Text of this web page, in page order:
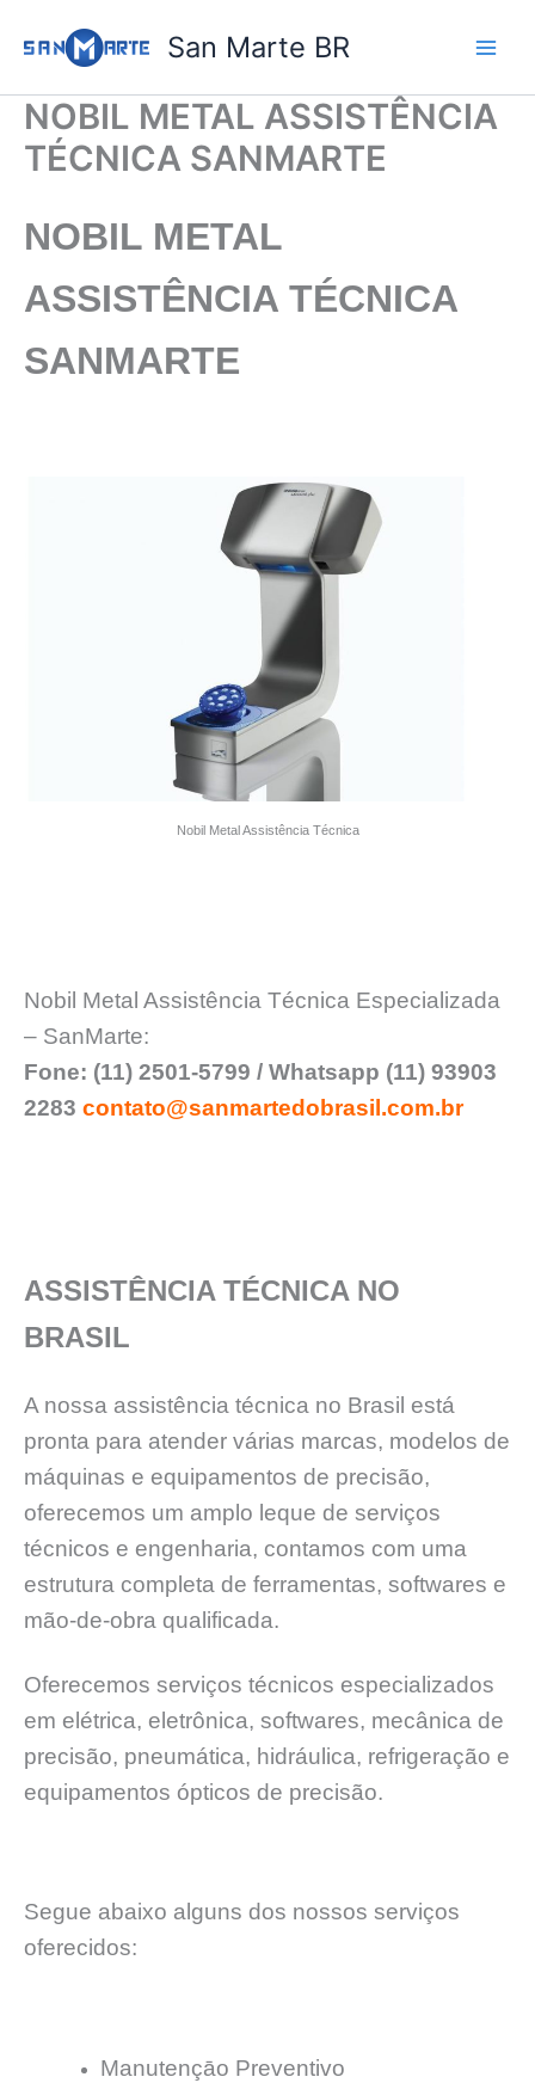
para
conteúdo
San Marte BR
NOBIL METAL ASSISTÊNCIA
TÉCNICA SANMARTE
NOBIL METAL
ASSISTÊNCIA TÉCNICA
SANMARTE
Nobil Metal Assistência Técnica
Nobil Metal Assistência Técnica Especializada
– SanMarte:
Fone: (11) 2501-5799 / Whatsapp (11) 93903
2283 contato@sanmartedobrasil.com.br
ASSISTÊNCIA TÉCNICA NO
BRASIL
A nossa assistência técnica no Brasil está
pronta para atender várias marcas, modelos de
máquinas e equipamentos de precisão,
oferecemos um amplo leque de serviços
técnicos e engenharia, contamos com uma
estrutura completa de ferramentas, softwares e
mão-de-obra qualificada.
Oferecemos serviços técnicos especializados
em elétrica, eletrônica, softwares, mecânica de
precisão, pneumática, hidráulica, refrigeração e
equipamentos ópticos de precisão.
Segue abaixo alguns dos nossos serviços
oferecidos:
Manutençāo Preventivo